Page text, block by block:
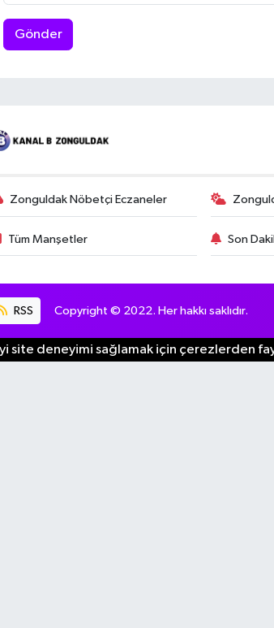
Gönder
Zonguldak Nöbetçi Eczaneler
Tüm Manşetler Son
RSS Copyright © 2022. Her hakkı saklıdır.
site deneyimi sağlamak için çerezlerden